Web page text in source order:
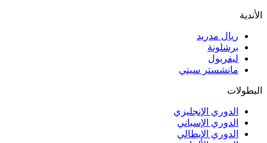
الأندية
ريال مدريد
برشلونة
ليفربول
مانشستر سيتي
البطولات
الدوري الإنجليزي
الدوري الإسباني
الدوري الإيطالي